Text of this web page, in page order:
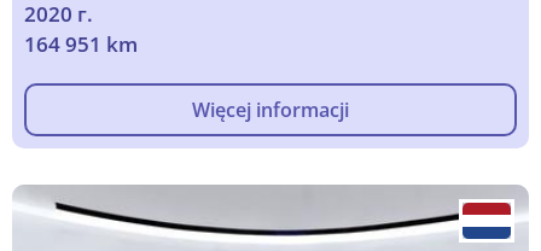
2020 г.
164 951 km
Więcej informacji